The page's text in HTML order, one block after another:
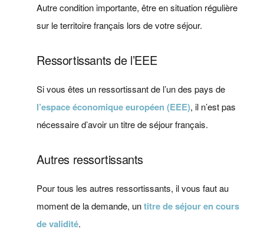
Autre condition importante, être en situation régulière
sur le territoire français lors de votre séjour.
Ressortissants de l’EEE
Si vous êtes un ressortissant de l’un des pays de
l’espace économique européen (EEE), il n’est pas
nécessaire d’avoir un titre de séjour français.
Autres ressortissants
Pour tous les autres ressortissants, il vous faut au
moment de la demande, untitre de séjour en cours
de validité.